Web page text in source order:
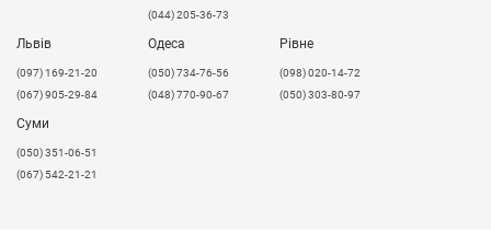
(044) 205-36-73
Львів
​(097) 169-21-20
(067) 905-29-84
Одеса
(050) 734-76-56
(048) 770-90-67
Рівне
(098) 020-14-72
(050) 303-80-97
Суми
(050) 351-06-51
(067) 542-21-21